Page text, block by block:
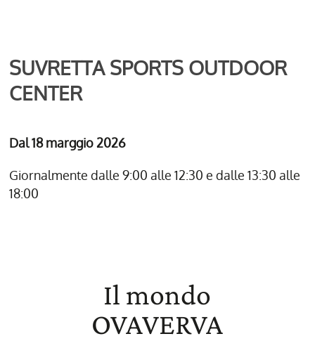
SUVRETTA SPORTS OUTDOOR
CENTER
Dal18 marggio2026
Giornalmente dalle 9:00 alle 12:30 e dalle 13:30 alle
18:00
Il mondo
OVAVERVA